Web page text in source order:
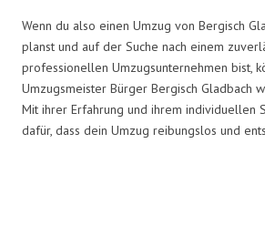
Wenn du also einen Umzug von Bergisch
planst und auf der Suche nach einem
professionellen Umzugsunternehmen bist,
Umzugsmeister Bürger Bergisch Gladbach
Mit ihrer Erfahrung und ihrem individuellen
dafür, dass dein Umzug reibungslos und